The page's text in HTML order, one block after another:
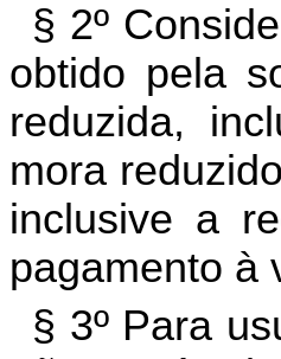
§ 2º
obtido pela
reduzida,
mora
inclusive a
pagamento à
§ 3º Para